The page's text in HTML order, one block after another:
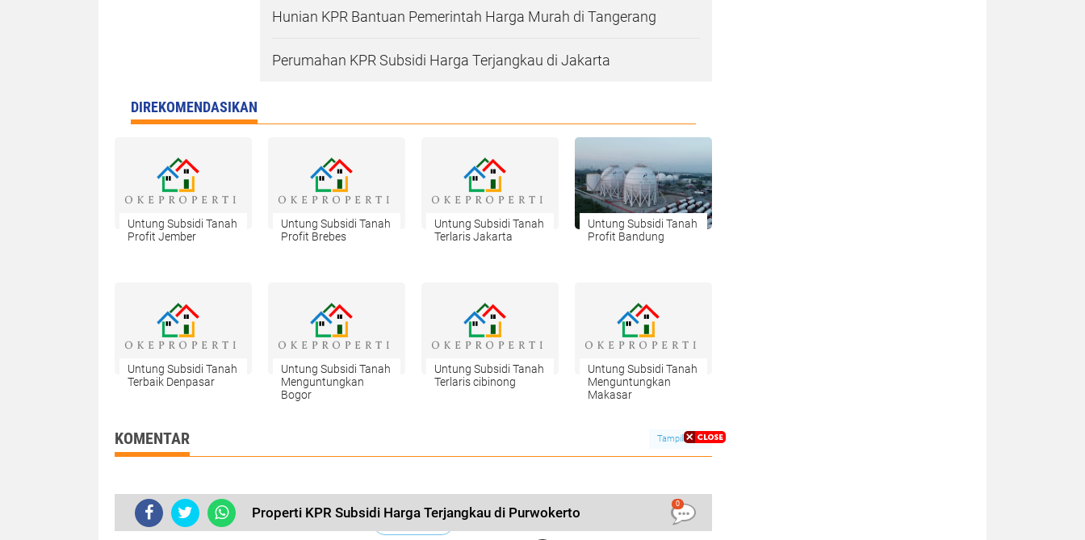
Hunian KPR Bantuan Pemerintah Harga Murah di Tangerang
Perumahan KPR Subsidi Harga Terjangkau di Jakarta
DIREKOMENDASIKAN
Untung Subsidi Tanah
Profit Jember
Untung Subsidi Tanah
Profit Brebes
Untung Subsidi Tanah
Terlaris Jakarta
Untung Subsidi Tanah
Profit Bandung
Untung Subsidi Tanah
Terbaik Denpasar
Untung Subsidi Tanah
Menguntungkan
Bogor
Untung Subsidi Tanah
Terlaris cibinong
Untung Subsidi Tanah
Menguntungkan
Makasar
KOMENTAR Tampilkan
Properti KPR Subsidi Harga Terjangkau di Purwokerto
0
LIHAT SEMUA